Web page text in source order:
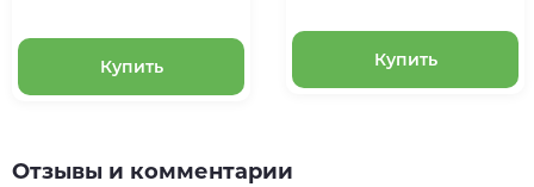
Купить Купить
Отзывы и комментарии